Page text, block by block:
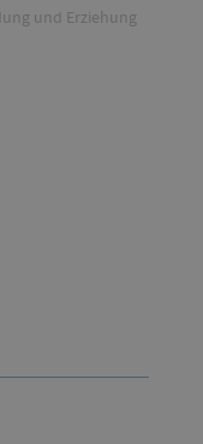
und Erziehung